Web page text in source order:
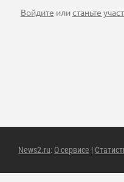
Войдите илистаньте
News2.ru: О сервисе |